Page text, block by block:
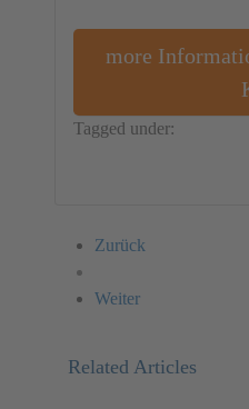
more
Tagged under:
Zurück
Weiter
Related Articles